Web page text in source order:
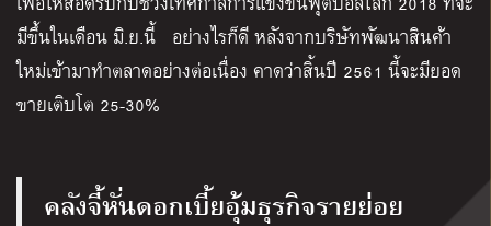
มีขึ้นในเดือน มิ.ย.นี้ อย่างไรก็ดี หลังจากบริษัทพัฒนาสินค้า
ใหม่เข้ามาทำตลาดอย่างต่อเนื่อง คาดว่าสิ้นปี 2561 นี้จะมียอด
ขายเติบโต 25-30%
คลังจี้หั่นดอกเบี้ยอุ้มธุรกิจรายย่อย